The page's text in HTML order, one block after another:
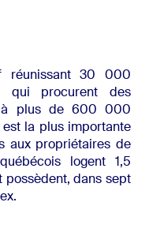
réunissant 30 000
qui procurent des
à plus de 600 000
est la plus importante
aux propriétaires de
logent 1,5
possèdent, dans sept